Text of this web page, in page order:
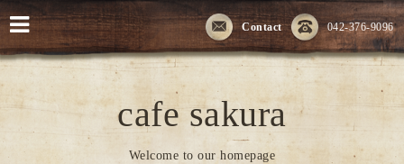
042-376-9096
Contact
cafe sakura
Welcome to our homepage